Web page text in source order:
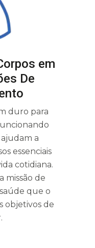
em
De
duro para
a
essenciais
cotidiana.
missão de
que o
objetivos de